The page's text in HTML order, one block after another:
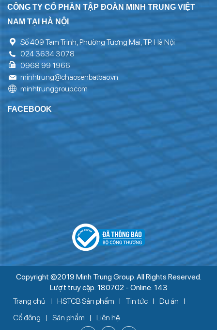
CÔNG TY CỔ PHẦN TẬP ĐOÀN MINH TRUNG VIỆT
NAM TẠI HÀ NỘI
Số 409 Tam Trinh, Phường Tương Mai, TP. Hà Nội
024 3634 3078
0968 99 1966
minhtrung@chaosenbatbao.vn
minhtrunggroup.com
FACEBOOK
Copyright ©2019 Minh Trung Group. All Rights Reserved.
Lượt truy cập: 180702 - Online: 143
Trang chủ
HSTCB Sản phẩm Tin tức
Dự án
Cổ đông
Sản phẩm Liên hệ